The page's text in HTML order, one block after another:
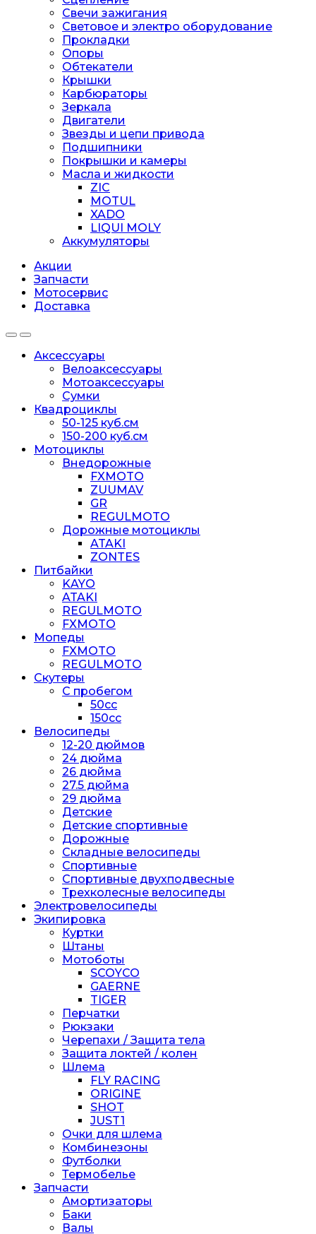
Свечи зажигания
Световое и электро оборудование
Прокладки
Опоры
Обтекатели
Крышки
Карбюраторы
Зеркала
Двигатели
Звезды и цепи привода
Подшипники
Покрышки и камеры
Масла и жидкости
ZIC
MOTUL
XADO
LIQUI MOLY
Аккумуляторы
Акции
Запчасти
Мотосервис
Доставка
Аксессуары
Велоаксессуары
Мотоаксессуары
Сумки
Квадроциклы
50-125 куб.см
150-200 куб.см
Мотоциклы
Внедорожные
FXMOTO
ZUUMAV
GR
REGULMOTO
Дорожные мотоциклы
ATAKI
ZONTES
Питбайки
KAYO
ATAKI
REGULMOTO
FXMOTO
Мопеды
FXMOTO
REGULMOTO
Скутеры
С пробегом
50cc
150cc
Велосипеды
12-20 дюймов
24 дюйма
26 дюйма
27.5 дюйма
29 дюйма
Детские
Детские спортивные
Дорожные
Складные велосипеды
Спортивные
Спортивные двухподвесные
Трехколесные велосипеды
Электровелосипеды
Экипировка
Куртки
Штаны
Мотоботы
SCOYCO
GAERNE
TIGER
Перчатки
Рюкзаки
Черепахи / Защита тела
Защита локтей / колен
Шлема
FLY RACING
ORIGINE
SHOT
JUST1
Очки для шлема
Комбинезоны
Футболки
Термобелье
Запчасти
Амортизаторы
Баки
Валы